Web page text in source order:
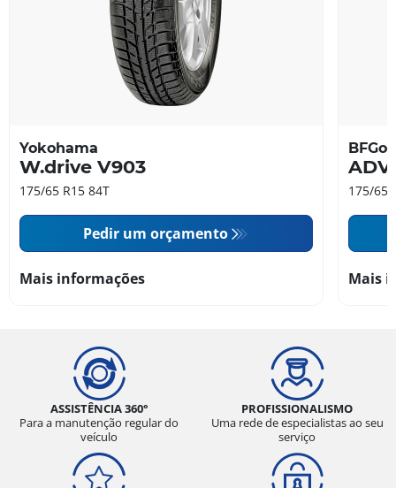
Yokohama
W.drive V903
175/65 R15 84T
Pedir um orçamento
Mais informações
175/65
Mais
ASSISTÊNCIA 360°
Para a manutenção regular do
veículo
PROFISSIONALISMO
Uma rede de especialistas ao seu
serviço